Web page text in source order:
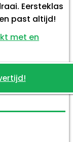
Eersteklas
past altijd!